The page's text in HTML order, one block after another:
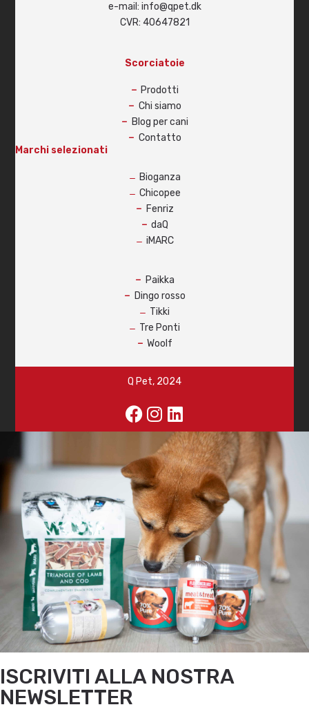
e-mail: info@qpet.dk
CVR: 40647821
Scorciatoie
Prodotti
Chi siamo
Blog per cani
Contatto
Marchi selezionati
Bioganza
Chicopee
Fenriz
daQ
iMARC
Paikka
Dingo rosso
Tikki
Tre Ponti
Woolf
Q Pet, 2024
ISCRIVITI ALLA NOSTRA
NEWSLETTER